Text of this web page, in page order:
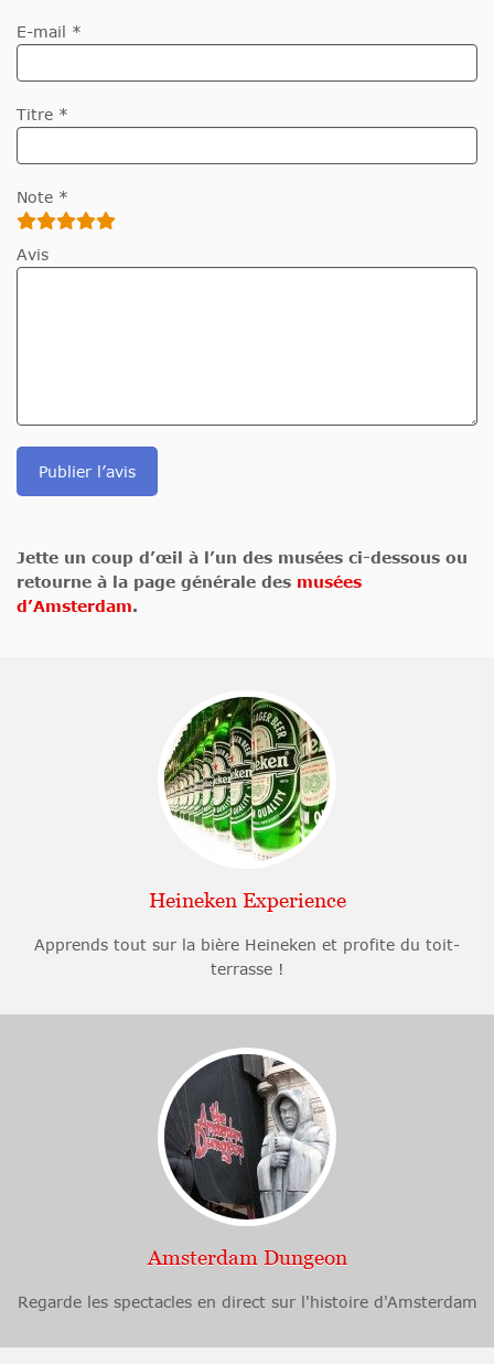
E-mail *
Titre *
Note *
Avis
Publier l’avis
Jette un coup d’œil à l’un des musées ci-dessous ou
retourne à la page générale des musées
d’Amsterdam.
Heineken Experience
Apprends tout sur la bière Heineken et profite du toit-
terrasse !
Amsterdam Dungeon
Regarde les spectacles en direct sur l'histoire d'Amsterdam